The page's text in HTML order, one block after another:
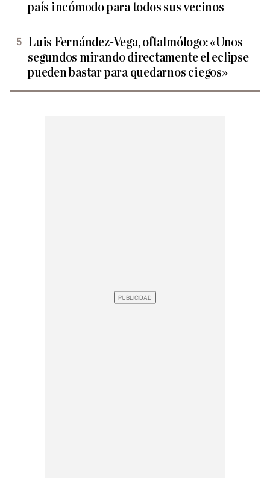
país incómodo para todos sus vecinos
Luis Fernández-Vega, oftalmólogo: «Unos
segundos mirando directamente el eclipse
pueden bastar para quedarnos ciegos»